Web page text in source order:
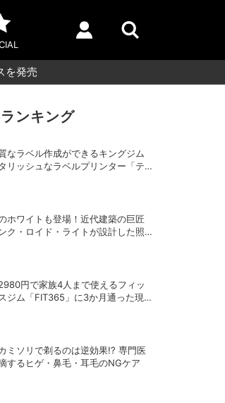
を発売
ンキング
なラベル作成ができるキングジム
リッシュなラベルプリンター「テ
ホワイトも登場！近代建築の巨匠
ク・ロイド・ライトが設計した照
円で家族4人まで使えるフィッ
ジム「FIT365」に3か月通った現在
ミソリで剃るのは逆効果!? 専門医
するヒゲ・鼻毛・耳毛のNGケア